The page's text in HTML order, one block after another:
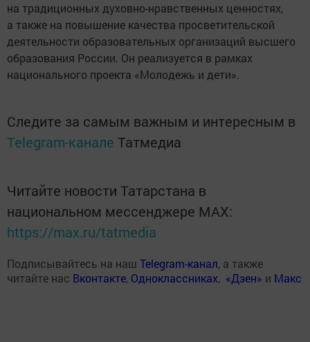
на традиционных духовно-нравственных ценностях,
а также на повышение качества просветительской
деятельности образовательных организаций высшего
образования России. Он реализуется в рамках
национального проекта «Молодежь и дети».
Следите за самым важным и интересным в
Telegram-канале Татмедиа
Читайте новости Татарстана в
национальном мессенджере MАХ:
https://max.ru/tatmedia
Подписывайтесь на наш Telegram-канал, а также
читайте нас Вконтакте, Одноклассниках, «Дзен» и Макс